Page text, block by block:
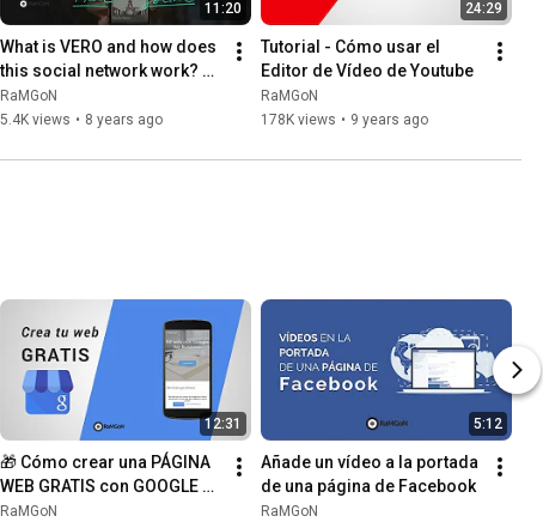
11:20
What is VERO and how does
this social network work?
TUTORIAL
RaMGoN
5.4K views • 8 years ago
24:29
Tutorial - Cómo usar el
Editor de Vídeo de Youtube
RaMGoN
178K views • 9 years ago
12:31
🎁 Cómo crear una PÁGINA
WEB GRATIS con GOOGLE
MY BUSINESS en 2019 (
RaMGoN
5:12
Añade un vídeo a la portada
de una página de Facebook
RaMGoN